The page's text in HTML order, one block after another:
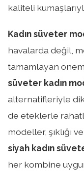
kaliteli
Kadın süveter
havalarda değil,
tamamlayan
süveter kadın
alternatifleriyle
de eteklerle
modeller, şıklığı
siyah kadın
her kombine